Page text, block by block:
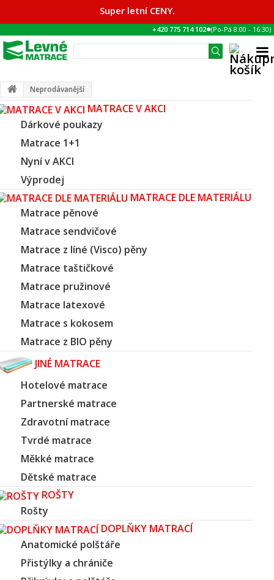
Super letní CENY.
+420 775 714 102●(Po-Pá 8:00 - 16:30)
Neprodávanější
MATRACE V AKCI
Dárkové poukazy
Matrace 1+1
Nyní v AKCI
Výprodej
MATRACE DLE MATERIÁLU
Matrace pěnové
Matrace sendvičové
Matrace z líné (Visco) pěny
Matrace taštičkové
Matrace pružinové
Matrace latexové
Matrace s kokosem
Matrace z BIO pěny
JINÉ MATRACE
Hotelové matrace
Partnerské matrace
Zdravotní matrace
Tvrdé matrace
Měkké matrace
Dětské matrace
ROŠTY
Rošty
DOPLŇKY MATRACÍ
Anatomické polštáře
Přistýlky a chrániče